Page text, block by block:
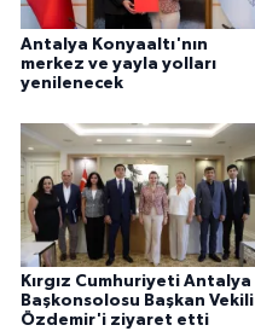
Antalya Konyaaltı'nın
merkez ve yayla yolları
yenilenecek
Kırgız Cumhuriyeti Antalya
Başkonsolosu Başkan Vekili
Özdemir'i ziyaret etti